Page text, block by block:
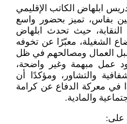
ابلهاض الكاتب الإقليمي
بفاس، تميز بحضور واسع
حيث تحدث ابلهاض
الشغيلة، معبّرًا عن تخوفه
العمال ومصالحهم في ظل
عمل مبهمة وغير واضحة،
والتشاور، ومؤكدًا أن
في معركة الدفاع عن كرامة
والمادية.
على: